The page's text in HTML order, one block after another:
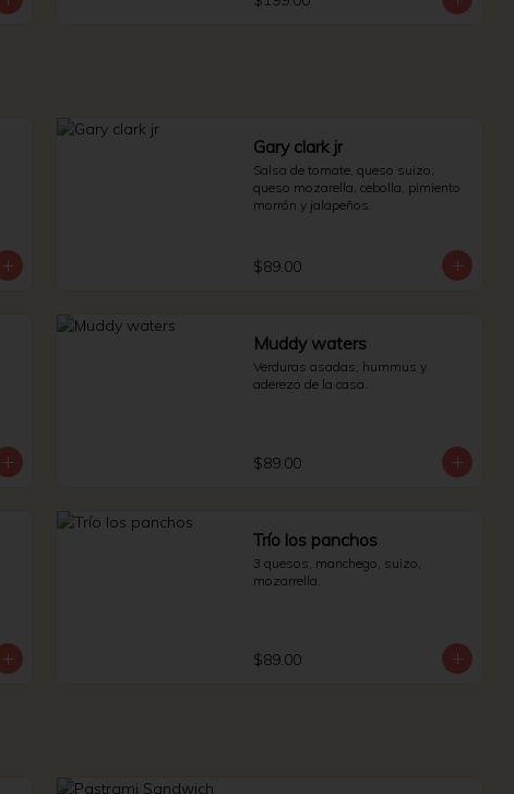
Gary clark jr
Salsa de tomate, queso suizo,
queso mozarella, cebolla, pimiento
morrón y jalapeños.
$89.00
Muddy waters
Verduras asadas, hummus y
aderezo de la casa.
$89.00
Trío los panchos
3 quesos, manchego, suizo,
mozarrella.
$89.00